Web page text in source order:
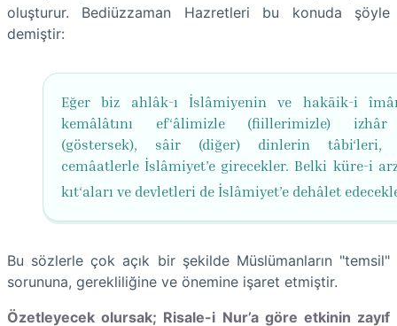
oluşturur. Bediüzzaman Hazretleri bu konuda şöyle
demiştir:
Eğer biz ahlâk-ı İslâmiyenin ve hakāik-i
kemâlâtını ef‘âlimizle (fiillerimizle)
(göstersek), sâir (diğer) dinlerin tâbi‘leri,
cemâatlerle İslâmiyet’e girecekler. Belki küre-i
kıt‘aları ve devletleri de İslâmiyet’e dehâlet
Bu sözlerle çok açık bir şekilde Müslümanların "temsil"
sorununa, gerekliliğine ve önemine işaret etmiştir.
Özetleyecek olursak; Risale-i Nur’a göre etkinin zayıf